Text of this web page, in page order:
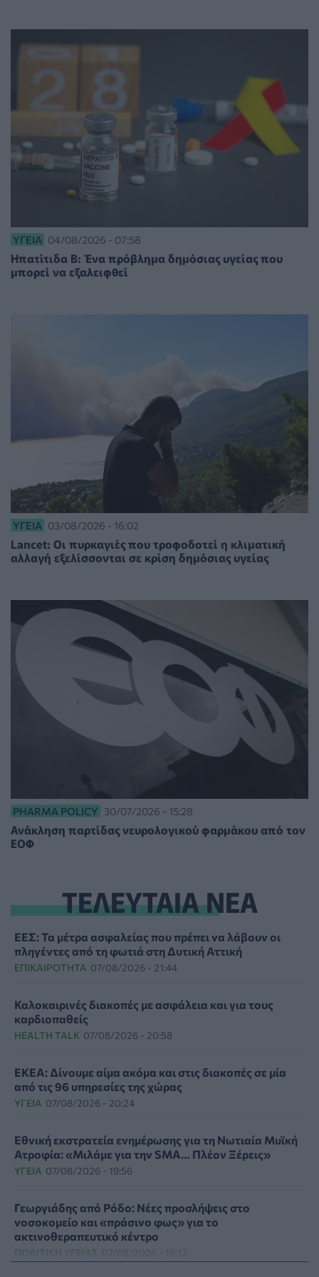
ΥΓΕΊΑ 04/08/2026 - 07:58
Ηπατίτιδα Β: Ένα πρόβλημα δημόσιας υγείας που
μπορεί να εξαλειφθεί
ΥΓΕΊΑ 03/08/2026 - 16:02
Lancet: Οι πυρκαγιές που τροφοδοτεί η κλιματική
αλλαγή εξελίσσονται σε κρίση δημόσιας υγείας
PHARMA POLICY 30/07/2026 - 15:28
Ανάκληση παρτίδας νευρολογικού φαρμάκου από τον
ΕΟΦ
ΤΕΛΕΥΤΑΙΑ ΝΕΑ
ΕΕΣ: Τα μέτρα ασφαλείας που πρέπει να λάβουν οι
πληγέντες από τη φωτιά στη Δυτική Αττική
ΕΠΙΚΑΙΡΌΤΗΤΑ 07/08/2026 - 21:44
Καλοκαιρινές διακοπές με ασφάλεια και για τους
καρδιοπαθείς
HEALTH TALK 07/08/2026 - 20:58
ΕΚΕΑ: Δίνουμε αίμα ακόμα και στις διακοπές σε μία
από τις 96 υπηρεσίες της χώρας
ΥΓΕΊΑ 07/08/2026 - 20:24
Εθνική εκστρατεία ενημέρωσης για τη Νωτιαία Μυϊκή
Ατροφία: «Μιλάμε για την SMA… Πλέον Ξέρεις»
ΥΓΕΊΑ 07/08/2026 - 19:56
Γεωργιάδης από Ρόδο: Νέες προσλήψεις στο
νοσοκομείο και «πράσινο φως» για το
ακτινοθεραπευτικό κέντρο
ΠΟΛΙΤΙΚΉ ΥΓΕΊΑΣ 07/08/2026 - 19:12